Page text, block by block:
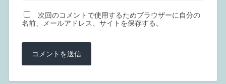
次回のコメントで使用するためブラウザーに自分の
名前、メールアドレス、サイトを保存する。